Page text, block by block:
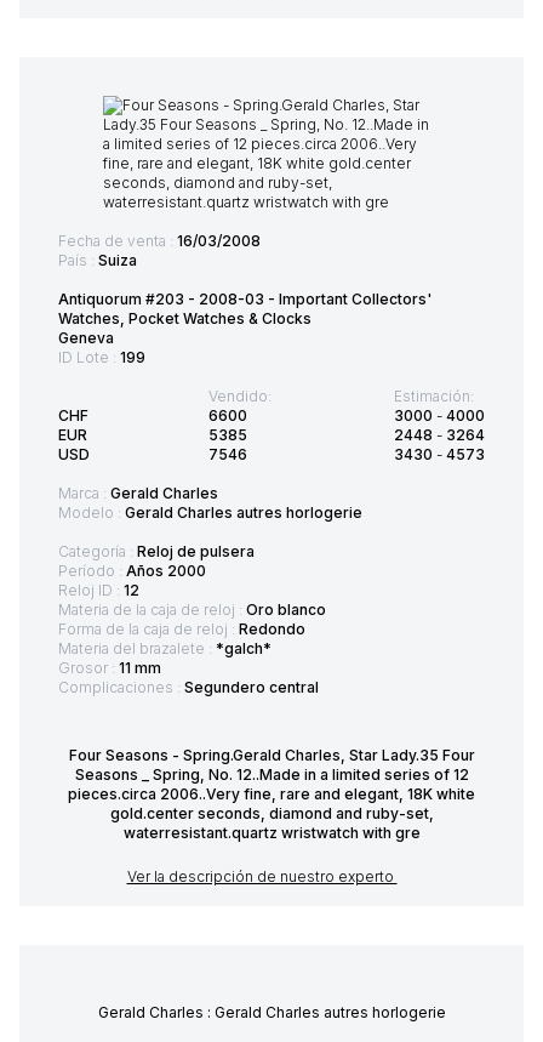
Fecha de venta : 16/03/2008
País : Suiza
Antiquorum #203 - 2008-03 - Important Collectors'
Watches, Pocket Watches & Clocks
Geneva
ID Lote : 199
CHF
EUR
USD
Vendido:
6600
5385
7546
Estimación:
3000 - 4000
2448 - 3264
3430 - 4573
Marca : Gerald Charles
Modelo : Gerald Charles autres horlogerie
Categoría : Reloj de pulsera
Período : Años 2000
Reloj ID : 12
Materia de la caja de reloj : Oro blanco
Forma de la caja de reloj : Redondo
Materia del brazalete : *galch*
Grosor : 11 mm
Complicaciones : Segundero central
Four Seasons - Spring.Gerald Charles, Star Lady.35 Four
Seasons _ Spring, No. 12..Made in a limited series of 12
pieces.circa 2006..Very fine, rare and elegant, 18K white
gold.center seconds, diamond and ruby-set,
waterresistant.quartz wristwatch with gre
Ver la descripción de nuestro experto
Gerald Charles : Gerald Charles autres horlogerie